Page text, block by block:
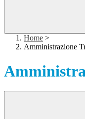
Home >
Amministrazione